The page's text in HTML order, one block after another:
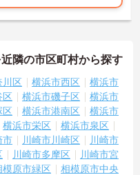
隣の市区町村から探す
川区 横浜市西区
横浜市
区 横浜市磯子区
横浜市
区 横浜市港南区
横浜市
横浜市栄区
横浜市泉区
市 川崎市川崎区
川崎市
川崎市多摩区
川崎市宮
模原市緑区
相模原市中央